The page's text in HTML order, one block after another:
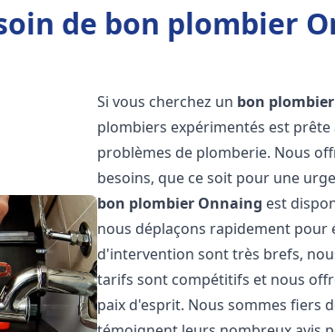
de bon plombier
Si vous cherchez un bon plombier
plombiers expérimentés est
problèmes de plomberie. Nous
besoins, que ce soit pour une
bon plombier Onnaing est
nous déplaçons rapidement pour
d'intervention sont très brefs,
tarifs sont compétitifs et nous
paix d'esprit. Nous sommes fiers